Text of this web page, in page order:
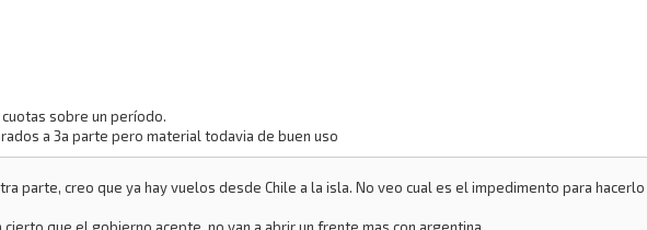
sobre un período.
a 3a parte pero material todavia de buen uso
parte, creo que ya hay vuelos desde Chile a la isla. No veo cual es el impedimento para